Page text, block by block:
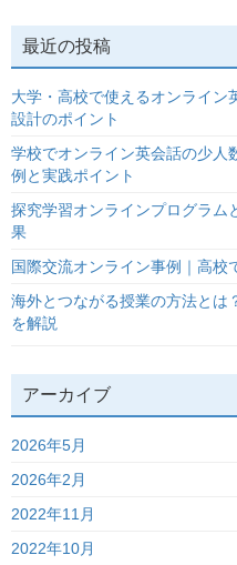
最近の投稿
大学・高校で使えるオンライン
設計のポイント
学校でオンライン英会話の少人
例と実践ポイント
探究学習オンラインプログラム
果
国際交流オンライン事例｜高校
海外とつながる授業の方法とは
を解説
アーカイブ
2026年5月
2026年2月
2022年11月
2022年10月